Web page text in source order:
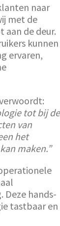
naar
met de
de deur.
kunnen
ervaren,
tot bij de
van
het
maken.”
Deze hands-
tastbaar en